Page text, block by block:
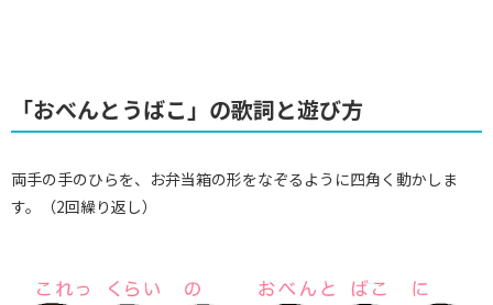
「おべんとうばこ」の歌詞と遊び方
両手の手のひらを、お弁当箱の形をなぞるように四角く動かしま
す。（2回繰り返し）